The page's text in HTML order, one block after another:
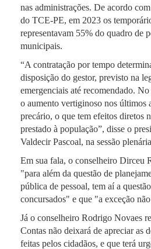
nas administrações. De acordo
do TCE-PE, em 2023 os
representavam 55% do quadro de
municipais.
“A contratação por tempo
disposição do gestor, previsto na
emergenciais até recomendado.
o aumento vertiginoso nos últimos
precário, o que tem efeitos diretos
prestado à população”, disse o
Valdecir Pascoal, na sessão
Em sua fala, o conselheiro Dirceu
"para além da questão de
pública de pessoal, tem aí a
concursados" e que "a exceção
Já o conselheiro Rodrigo Novaes
Contas não deixará de apreciar as
feitas pelos cidadãos, e que terá